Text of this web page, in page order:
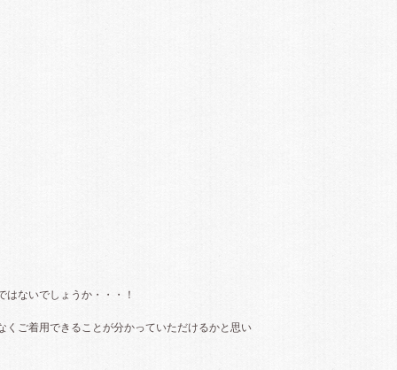
ないでしょうか・・・！
ご着用できることが分かっていただけるかと思い